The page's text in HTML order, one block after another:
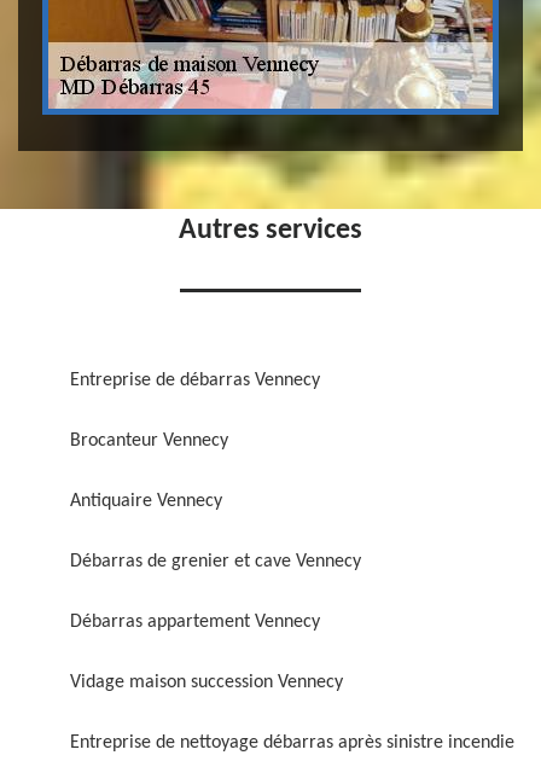
Autres services
Entreprise de débarras Vennecy
Brocanteur Vennecy
Antiquaire Vennecy
Débarras de grenier et cave Vennecy
Débarras appartement Vennecy
Vidage maison succession Vennecy
Entreprise de nettoyage débarras après sinistre incendie